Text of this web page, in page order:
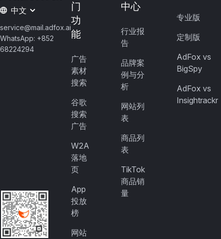
中文
service@mail.adfox.ai
WhatsApp: +852
68224294
门
功
能
广告
素材
搜索
谷歌
搜索
广告
W2A
落地
页
App
投放
榜
网站
中心
行业报
告
品牌案
例与分
析
网站列
表
商品列
表
TikTok
商品销
量
专业版
定制版
AdFox vs
BigSpy
AdFox vs
Insightrackr